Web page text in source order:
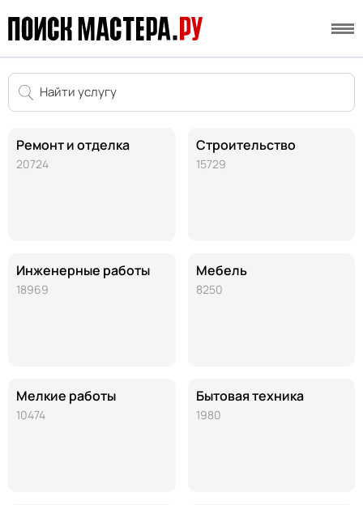
Ремонт и отделка
20724
Инженерные работы
18969
Мелкие работы
10474
Строительство
15729
Мебель
8250
Бытовая техника
1980